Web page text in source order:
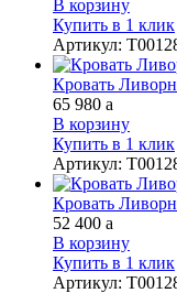
В корзину
Купить в 1 клик
Артикул:
Кровать
65 980 a
В корзину
Купить в 1 клик
Артикул:
Кровать
52 400 a
В корзину
Купить в 1 клик
Артикул: